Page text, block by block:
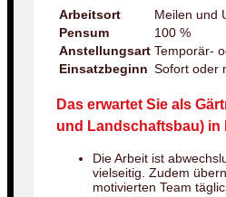
Arbeitsort
Meilen und
Pensum
100 %
Anstellungsart Temporär-
Einsatzbeginn Sofort oder
Das erwartet Sie als
und Landschaftsbau) in
Die Arbeit ist
vielseitig. Zudem
motivierten Team